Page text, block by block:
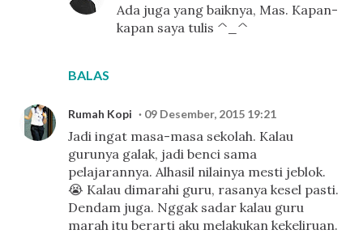
BALAS
Ada juga yang baiknya, Mas. Kapan-
kapan saya tulis ^_^
Rumah Kopi 09 Desember, 2015 19:21
Jadi ingat masa-masa sekolah. Kalau
gurunya galak, jadi benci sama
pelajarannya. Alhasil nilainya mesti jeblok.
😭 Kalau dimarahi guru, rasanya kesel pasti.
Dendam juga. Nggak sadar kalau guru
marah itu berarti aku melakukan kekeliruan.